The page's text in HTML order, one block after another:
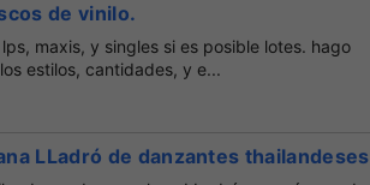
de vinilo.
maxis, y singles si es posible lotes. hago
estilos, cantidades, y e...
LLadró de danzantes thailandeses